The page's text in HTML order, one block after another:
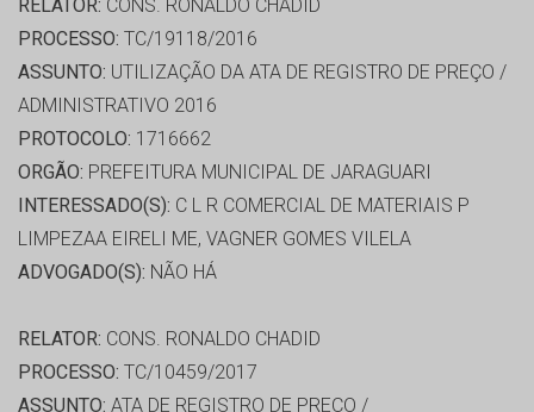
RELATOR: CONS. RONALDO CHADID
PROCESSO: TC/19118/2016
ASSUNTO: UTILIZAÇÃO DA ATA DE REGISTRO DE PREÇO /
ADMINISTRATIVO 2016
PROTOCOLO: 1716662
ORGÃO: PREFEITURA MUNICIPAL DE JARAGUARI
INTERESSADO(S): C L R COMERCIAL DE MATERIAIS P
LIMPEZAA EIRELI ME, VAGNER GOMES VILELA
ADVOGADO(S): NÃO HÁ
RELATOR: CONS. RONALDO CHADID
PROCESSO: TC/10459/2017
ASSUNTO: ATA DE REGISTRO DE PREÇO /